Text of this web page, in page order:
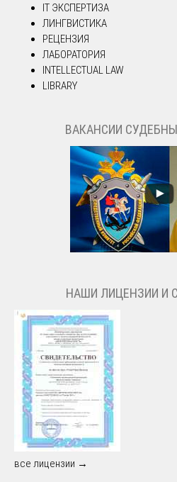
IT ЭКСПЕРТИЗА
ЛИНГВИСТИКА
РЕЦЕНЗИЯ
ЛАБОРАТОРИЯ
INTELLECTUAL LAW
LIBRARY
ВАКАНСИИ
НАШИ ЛИЦЕНЗИИ И
все лицензии →